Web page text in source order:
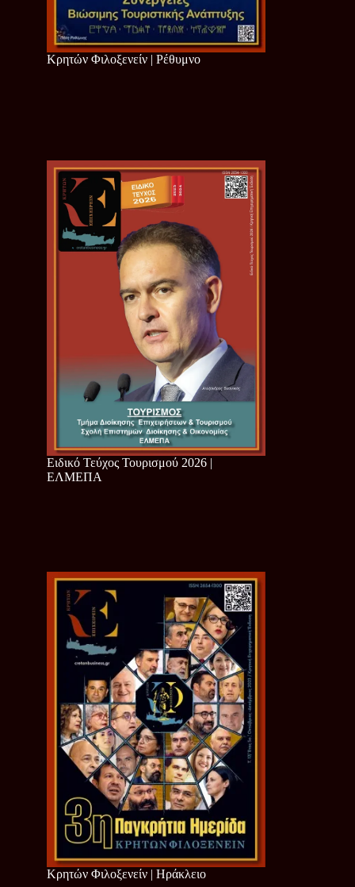
Κρητών Φιλοξενείν | Ρέθυμνο
Ειδικό Τεύχος Τουρισμού 2026 |
ΕΛΜΕΠΑ
Κρητών Φιλοξενείν | Ηράκλειο